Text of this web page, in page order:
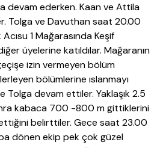
devam ederken. Kaan ve Attila
Tolga ve Davuthan saat 20.00
1 Mağarasında Keşif
üyelerine katıldılar. Mağaranın
izin vermeyen bölüm
bölümlerine ıslanmayı
Tolga devam ettiler. Yaklaşık 2.5
kabaca 700 -800 m gittiklerini
belirttiler. Gece saat 23.00
dönen ekip pek çok güzel